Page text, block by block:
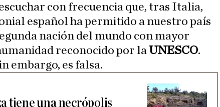
con frecuencia que, tras Italia,
español ha permitido a nuestro país
nación del mundo con mayor
reconocido por laUNESCO.
embargo, es falsa.
tiene una necrópolis